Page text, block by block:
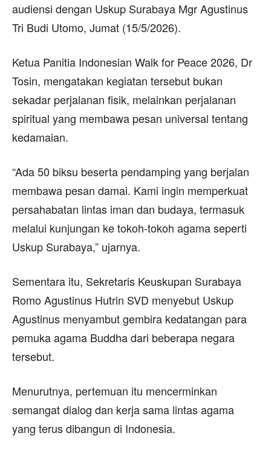
audiensi dengan Uskup Surabaya Mgr Agustinus
Tri Budi Utomo, Jumat (15/5/2026).
Ketua Panitia Indonesian Walk for Peace 2026, Dr
Tosin, mengatakan kegiatan tersebut bukan
sekadar perjalanan fisik, melainkan perjalanan
spiritual yang membawa pesan universal tentang
kedamaian.
“Ada 50 biksu beserta pendamping yang berjalan
membawa pesan damai. Kami ingin memperkuat
persahabatan lintas iman dan budaya, termasuk
melalui kunjungan ke tokoh-tokoh agama seperti
Uskup Surabaya,” ujarnya.
Sementara itu, Sekretaris Keuskupan Surabaya
Romo Agustinus Hutrin SVD menyebut Uskup
Agustinus menyambut gembira kedatangan para
pemuka agama Buddha dari beberapa negara
tersebut.
Menurutnya, pertemuan itu mencerminkan
semangat dialog dan kerja sama lintas agama
yang terus dibangun di Indonesia.